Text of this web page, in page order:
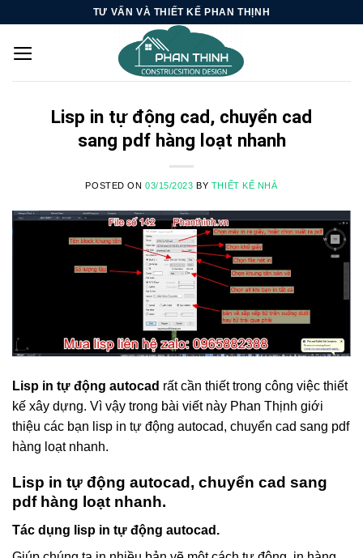
content
TƯ VẤN VÀ THIẾT KẾ PHAN THỊNH
Lisp in tự động cad, chuyển cad
sang pdf hàng loạt nhanh
POSTED ON 03/15/2023 BY THIẾT KẾ NHÀ
Lisp in tự động autocad rất cần thiết trong công việc thiết
kế xây dựng. Vì vậy trong bài viết này Phan Thịnh giới
thiệu các bạn lisp in tự động autocad, chuyển cad sang pdf
hàng loạt nhanh.
Lisp in tự động autocad, chuyển cad sang
pdf hàng loạt nhanh.
Tác dụng lisp in tự động autocad.